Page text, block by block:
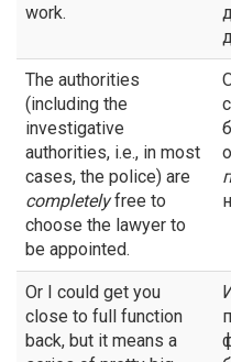
work.
The authorities
(including the
investigative
authorities, i.e., in most
cases, the police) are
completelyfree to
choose the lawyer to
be appointed.
Or I could get you
close to full function
back, but it means a